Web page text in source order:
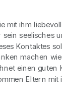
mit ihm
seelisches
Kontaktes
machen
einen guten
Eltern mit